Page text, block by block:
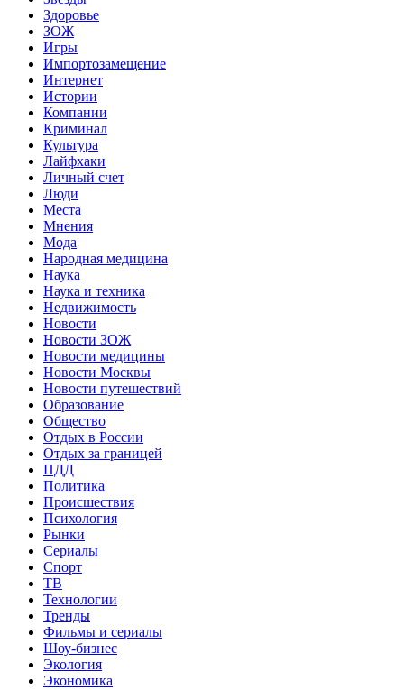
Здоровье
ЗОЖ
Игры
Импортозамещение
Интернет
Истории
Компании
Криминал
Культура
Лайфхаки
Личный счет
Люди
Места
Мнения
Мода
Народная медицина
Наука
Наука и техника
Недвижимость
Новости
Новости ЗОЖ
Новости медицины
Новости Москвы
Новости путешествий
Образование
Общество
Отдых в России
Отдых за границей
ПДД
Политика
Происшествия
Психология
Рынки
Сериалы
Спорт
ТВ
Технологии
Тренды
Фильмы и сериалы
Шоу-бизнес
Экология
Экономика